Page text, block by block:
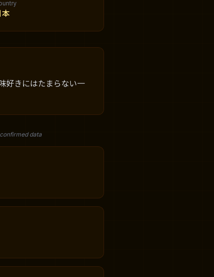
本
好きにはたまらない一
data